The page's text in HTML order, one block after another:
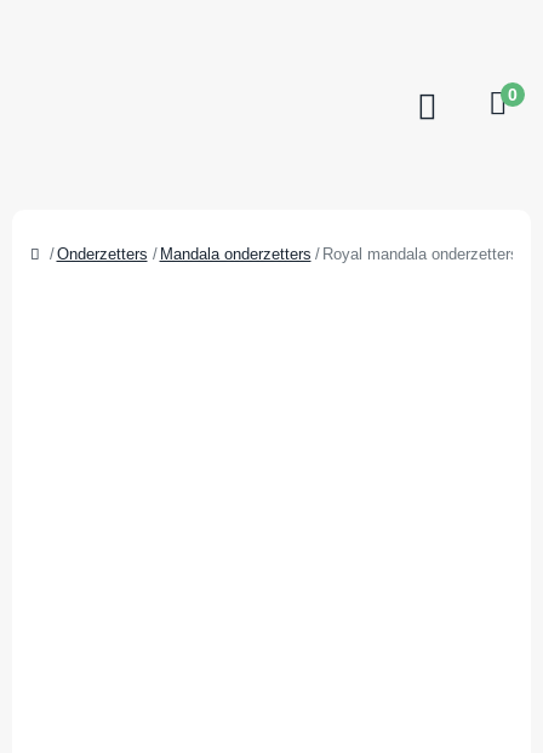
0
Onderzetters Mandala onderzetters Royal mandala onderzetters